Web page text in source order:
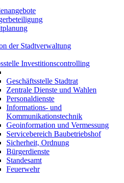
der Stadtverwaltung
Investitionscontrolling
Geschäftsstelle Stadtrat
Zentrale Dienste und Wahlen
Personaldienste
Informations- und
Kommunikationstechnik
Geoinformation und Vermessung
Servicebereich Baubetriebshof
Sicherheit, Ordnung
Bürgerdienste
Standesamt
Feuerwehr